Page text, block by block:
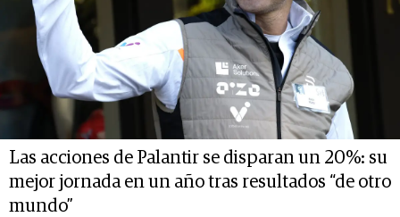
Las acciones de Palantir se disparan un 20%: su
mejor jornada en un año tras resultados “de otro
mundo”